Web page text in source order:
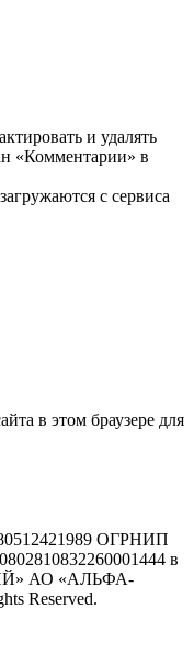
и удалять
«Комментарии» в
с сервиса
в этом браузере для
ОГРНИП
в
АО «АЛЬФА-
Reserved.